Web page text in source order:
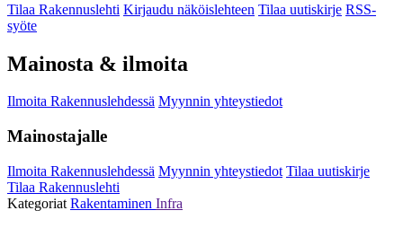
Tilaa Rakennuslehti Kirjaudu näköislehteen Tilaa uutiskirje RSS-
syöte
Mainosta & ilmoita
Ilmoita Rakennuslehdessä Myynnin yhteystiedot
Mainostajalle
Ilmoita Rakennuslehdessä Myynnin yhteystiedot Tilaa uutiskirje
Tilaa Rakennuslehti
Kategoriat Rakentaminen Infra